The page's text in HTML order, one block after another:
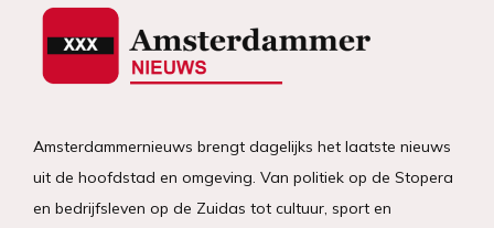
Amsterdammernieuws brengt dagelijks het laatste nieuws
uit de hoofdstad en omgeving. Van politiek op de Stopera
en bedrijfsleven op de Zuidas tot cultuur, sport en